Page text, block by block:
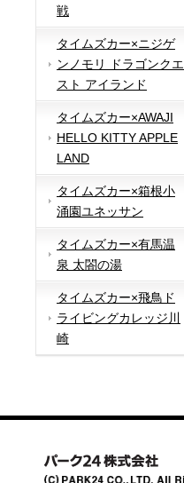
戦
タイムズカー×ニジゲ
ンノモリ ドラゴンクエ
スト アイランド
タイムズカー×AWAJI
HELLO KITTY APPLE
LAND
タイムズカー×箱根小
涌園ユネッサン
タイムズカー×有馬温
泉 太閤の湯
タイムズカー×飛鳥ド
ライビングカレッジ川
崎